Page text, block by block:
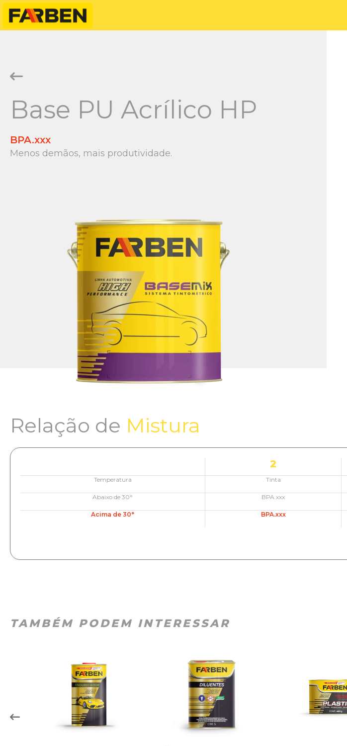
Base PU Acrílico HP
BPA.xxx
Menos demãos, mais produtividade.
Relação de Mistura
2
Temperatura Tinta
Abaixo de 30° BPA.xxx
Acima de 30° BPA.xxx
TAMBÉM PODEM INTERESSAR